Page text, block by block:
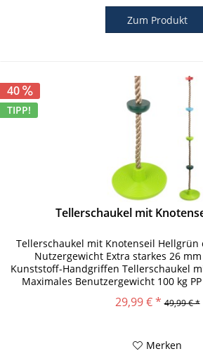
Zum Produkt
40
TIPP!
Tellerschaukel mit
Tellerschaukel mit Knotenseil Hellgrün
Nutzergewicht Extra starkes 26
Kunststoff-Handgriffen Tellerschaukel
Maximales Benutzergewicht 100 kg
Abmessung...
29,99 € * 49,99 € *
Merken